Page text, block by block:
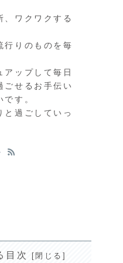
、ワクワクする
行りのものを毎
アップして毎日
ごせるお手伝い
す。
と過ごしていっ
目次